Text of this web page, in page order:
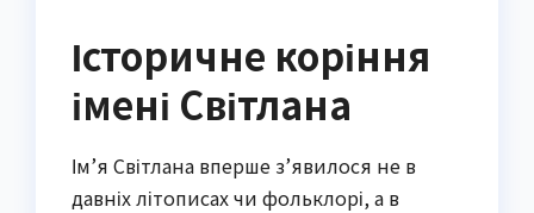
Історичне коріння
імені Світлана
Ім’я Світлана вперше з’явилося не в
давніх літописах чи фольклорі, а в